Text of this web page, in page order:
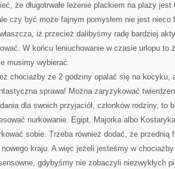
że długotrwałe leżenie plackiem na plaży
czy być może fajnym pomysłem nie jest nieco
iż przecież dalibyśmy radę bardziej
W końcu leniuchowanie w czasie urlopu to
musimy wybierać.
chociażby ze 2 godziny opalać się na kocyku,
sprawa! Można zaryzykować
dla swoich przyjaciół, członków rodziny, to
nurkowanie. Egipt, Majorka albo
sobie. Trzeba również dodać, że przednią
kraju. A więc jeżeli jesteśmy w
gdybyśmy nie zobaczyli niezwykłych